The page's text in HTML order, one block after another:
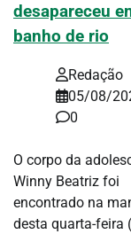
desapareceu
banho de rio
Redação
05/08/
0
O corpo da
Winny Beatriz foi
encontrado na
desta quarta-feira